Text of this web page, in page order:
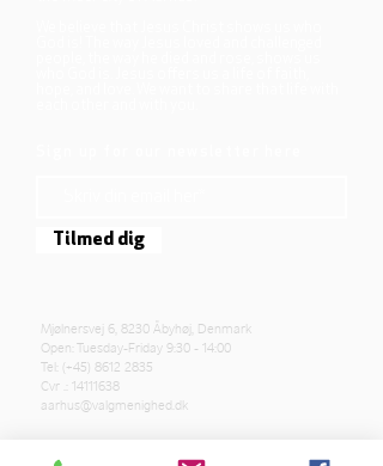
Tilmed dig
Mjølnersvej 6, 8230 Åbyhøj, Denmark
Open: Tuesday-Friday 9:30 - 14:00
Tel: (+45) 8612 2835
Cvr .: 14111638
aarhus@valgmenighed.dk
Constitution